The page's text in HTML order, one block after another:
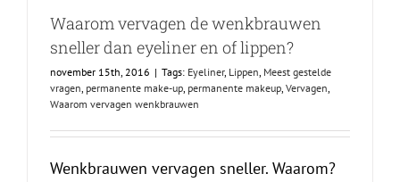
Waarom vervagen de wenkbrauwen
sneller dan eyeliner en of lippen?
november 15th, 2016 | Tags: Eyeliner, Lippen Meest gestelde
vragen permanente make-up permanente makeup Vervagen
Waarom vervagen wenkbrauwen
Wenkbrauwen vervagen sneller. Waarom?